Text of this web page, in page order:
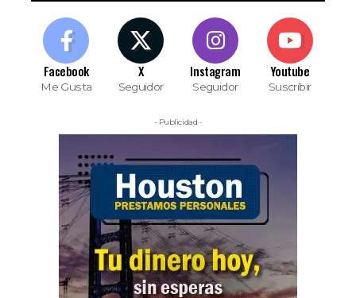
Facebook
Me Gusta
X
Seguidor
Instagram
Seguidor
Youtube
Suscribir
- Publicidad -